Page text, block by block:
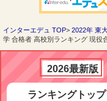
ド
ッ
ト
インターエデュ TOP 2022年 東
学 合格者 高校別ランキング 現役
2026最新版
ランキングトップ